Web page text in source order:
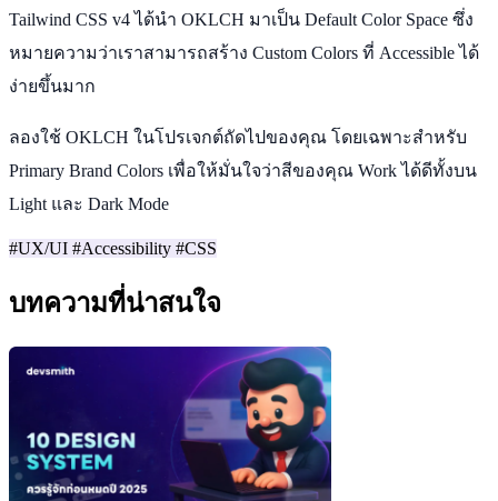
Tailwind CSS v4 ได้นำ OKLCH มาเป็น Default Color Space ซึ่ง
หมายความว่าเราสามารถสร้าง Custom Colors ที่ Accessible ได้
ง่ายขึ้นมาก
ลองใช้ OKLCH ในโปรเจกต์ถัดไปของคุณ โดยเฉพาะสำหรับ
Primary Brand Colors เพื่อให้มั่นใจว่าสีของคุณ Work ได้ดีทั้งบน
Light และ Dark Mode
#UX/UI #Accessibility #CSS
บทความที่น่าสนใจ